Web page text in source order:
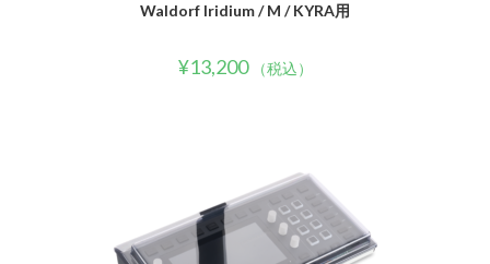
Waldorf Iridium / M / KYRA用
¥13,200 （税込）